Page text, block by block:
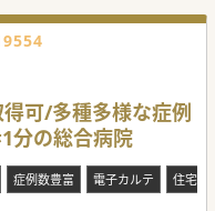
外科専門医、人工関節
域にて学ぶことができ
ポーツ整形外科の手術
の件数は、全国トップ
級医が多く在籍してお
例を積むことが可能で
）】
ぼ一切なく、ドクター
得可/多種多様な症例
分の総合病院
症例数豊富 電子カルテ 住宅手